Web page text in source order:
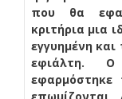
που θα
κριτήρια μια
εγγυημένη
εφιάλτη. Ο
εφαρμόστηκε